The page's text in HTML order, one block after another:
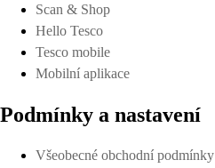
Scan & Shop
Hello Tesco
Tesco mobile
Mobilní aplikace
Podmínky a nastavení
Všeobecné obchodní podmínky